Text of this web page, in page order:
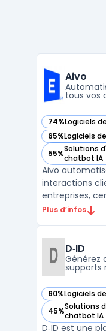
Aivo
tous vos
74%Logiciels
— voir Aivo
65%Logiciels
— voir Aivo
55%Solutions
chatbot IA
— voir Aivo
Aivo
interactions
entreprises,
conversations
technologie
les volumes
Plus d’infos
D‑ID
Générez
supports
60%Logiciels
— voir D‑ID
45%Solutions
chatbot IA
— voir D‑ID
D‑ID est une